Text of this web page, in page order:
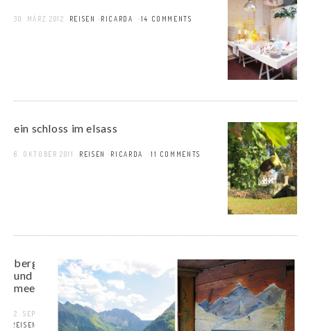
30. MÄRZ 2012 REISEN RICARDA 14 COMMENTS
ein schloss im elsass
6. OKTOBER 2011 REISEN RICARDA 11 COMMENTS
berge
und
meer…
2. SEPTEMBER 2011
REISEN